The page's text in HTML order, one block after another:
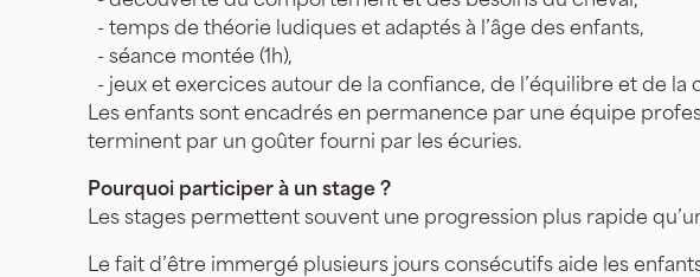
- temps de théorie ludiques et adaptés à l’âge des enfants,
- séance montée (1h),
- jeux et exercices autour de la confiance, de l’équilibre et de la
Les enfants sont encadrés en permanence par une équipe
terminent par un goûter fourni par les écuries.
Pourquoi participer à un stage ?
Les stages permettent souvent une progression plus rapide
Le fait d’être immergé plusieurs jours consécutifs aide les